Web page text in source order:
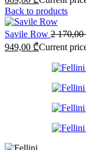
Back to products
Savile Row 2 170,00
949,00 ₾Current